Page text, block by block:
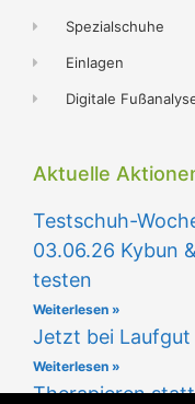
Spezialschuhe
Einlagen
Digitale
Aktuelle
Testschuh-
03.06.26 Kybun
testen
Weiterlesen »
Jetzt bei Laufgut
Weiterlesen »
Therapieren